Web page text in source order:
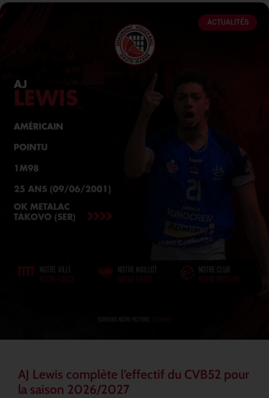
ACTUALITÉS
AJ Lewis complète l’effectif du CVB52 pour
la saison 2026/2027